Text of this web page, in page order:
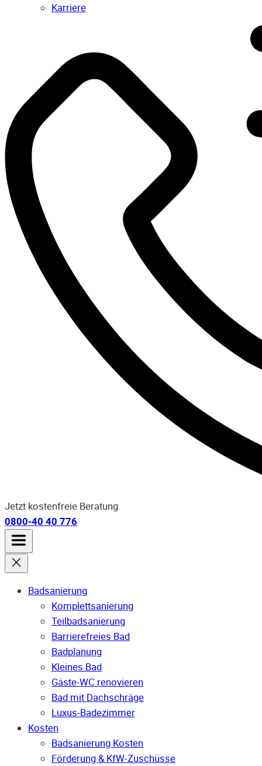
Karriere
Jetzt kostenfreie Beratung
0800-40 40 776
Badsanierung
Komplettsanierung
Teilbadsanierung
Barrierefreies Bad
Badplanung
Kleines Bad
Gäste-WC renovieren
Bad mit Dachschräge
Luxus-Badezimmer
Kosten
Badsanierung Kosten
Förderung & KfW-Zuschüsse